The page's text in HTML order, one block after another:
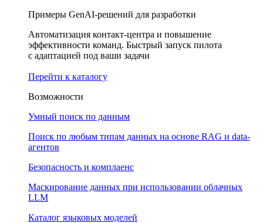
Примеры GenAI-решений для разработки
Автоматизация контакт-центра и повышение
эффективности команд. Быстрый запуск пилота
с адаптацией под ваши задачи
Перейти к каталогу
Возможности
Умный поиск по данным
Поиск по любым типам данных на основе RAG и data-
агентов
Безопасность и комплаенс
Маскирование данных при использовании облачных
LLM
Каталог языковых моделей